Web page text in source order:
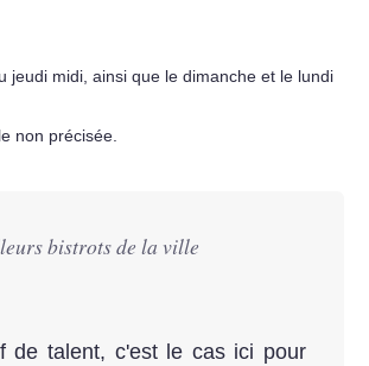
jeudi midi, ainsi que le dimanche et le lundi
non précisée.
bistrots de la ville
de talent, c'est le cas ici pour